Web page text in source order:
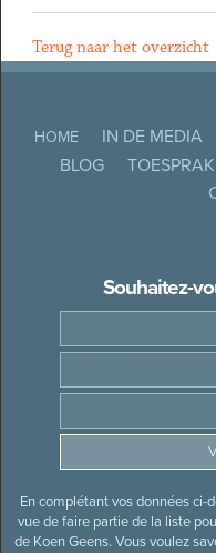
Terug naar het overzicht
HOME IN DE MEDIA
BLOG
Souhaitez-
En complétant vos données ci-
vue de faire partie de la liste
de Koen Geens. Vous voulez